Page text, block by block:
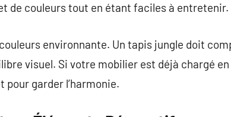
de couleurs tout en étant faciles à entretenir.
environnante. Un tapis jungle doit
visuel. Si votre mobilier est déjà chargé
pour garder l’harmonie.